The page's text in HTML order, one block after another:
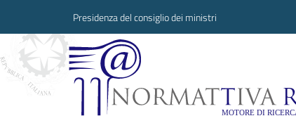
Presidenza del consiglio dei ministri